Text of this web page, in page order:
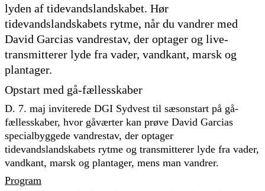
lyden af tidevandslandskabet. Hør
tidevandslandskabets rytme, når du vandrer med
David Garcias vandrestav, der optager og live-
transmitterer lyde fra vader, vandkant, marsk og
plantager.
Opstart med gå-fællesskaber
D. 7. maj inviterede DGI Sydvest til sæsonstart på gå-
fællesskaber, hvor gåværter kan prøve David Garcias
specialbyggede vandrestav, der optager
tidevandslandskabets rytme og transmitterer lyde fra vader,
vandkant, marsk og plantager, mens man vandrer.
Program